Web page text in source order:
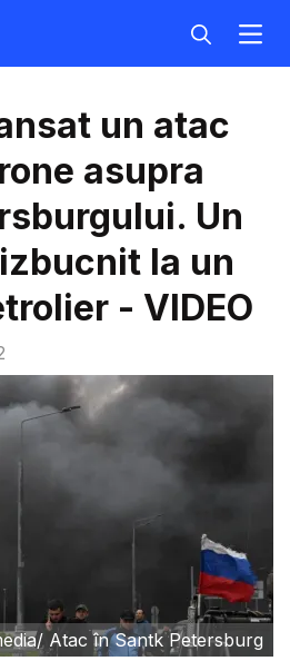
un atac
asupra
Un
la un
- VIDEO
/ Atac în Santk Petersburg